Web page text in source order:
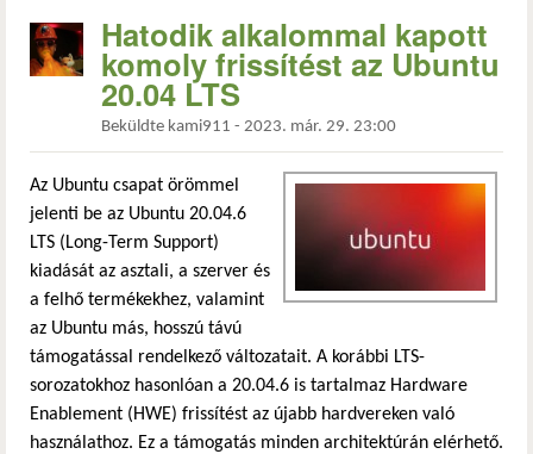
Hatodik alkalommal kapott
komoly frissítést az Ubuntu
20.04 LTS
Beküldte kami911 - 2023. már. 29. 23:00
Az Ubuntu csapat örömmel
jelenti be az Ubuntu 20.04.6
LTS (Long-Term Support)
kiadását az asztali, a szerver és
a felhő termékekhez, valamint
az Ubuntu más, hosszú távú
támogatással rendelkező változatait. A korábbi LTS-
sorozatokhoz hasonlóan a 20.04.6 is tartalmaz Hardware
Enablement (HWE) frissítést az újabb hardvereken való
használathoz. Ez a támogatás minden architektúrán elérhető.